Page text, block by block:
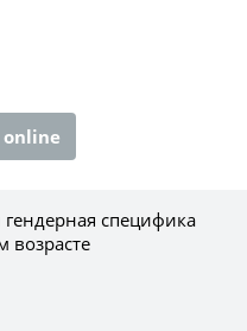
online
гендерная специфика
возрасте